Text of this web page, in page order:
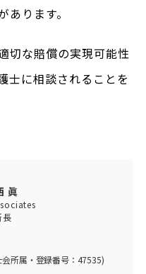
ります。
切な賠償の実現可能性
士に相談されることを
眞
長
会所属・登録番号：47535)